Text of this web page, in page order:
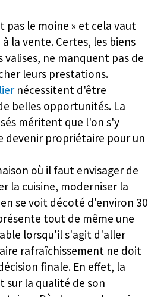
le moine » et cela vaut
la vente. Certes, les biens
ne manquent pas de
leurs prestations.
nécessitent d'être
belles opportunités. La
méritent que l'on s'y
propriétaire pour un
où il faut envisager de
la cuisine, moderniser la
se voit décoté d'environ 30
tout de même une
lorsqu'il s'agit d'aller
rafraîchissement ne doit
finale. En effet, la
sur la qualité de son